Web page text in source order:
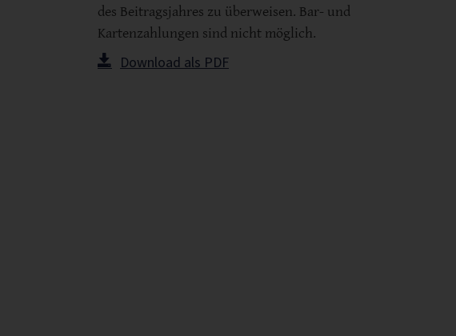
des Beitragsjahres zu überweisen. Bar- und
Kartenzahlungen sind nicht möglich.
Download als PDF